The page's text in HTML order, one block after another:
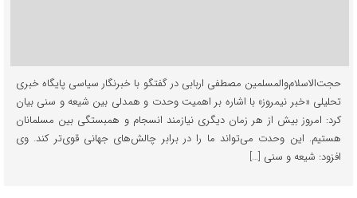
حجت‌الاسلام‌والمسلمین مصطفی اربابی در گفتگو با خبرنگار سیاسی پایگاه خبری
تحلیلی «خبر نیمروز» با اشاره بر اهمیت وحدت و همدلی بین شیعه و سنی بیان
کرد: امروز بیش از هر زمان دیگری نیازمند انسجام و همبستگی بین مسلمانان
هستیم. این وحدت می‌تواند ما را در برابر چالش‌های جهانی قوی‌تر کند. وی
افزود: شیعه و سنی […]